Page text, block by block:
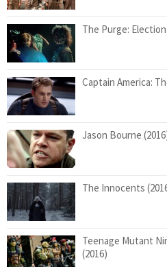
The Purge: Election
Captain America:
Jason Bourne
The Innocents
Teenage Mutant
(2016)